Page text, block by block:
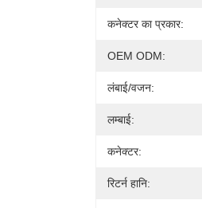
कनेक्टर का प्रकार:
OEM ODM:
लंबाई/वजन:
लम्बाई:
कनेक्टर:
रिटर्न हानि: